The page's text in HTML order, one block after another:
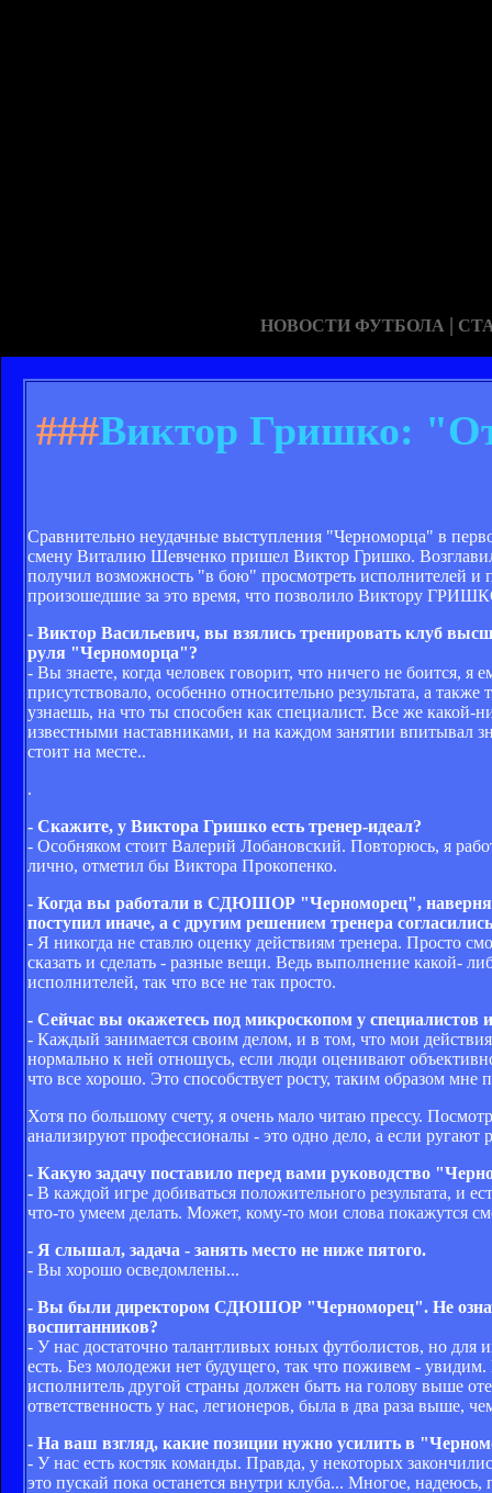
НОВОСТИ ФУТБОЛА |
###Виктор Гришко:
Сравнительно неудачные выступления "Черноморца" в
смену Виталию Шевченко пришел Виктор Гришко.
получил возможность "в бою" просмотреть исполнителей
произошедшие за это время, что позволило Виктору
- Виктор Васильевич, вы взялись тренировать клуб
руля "Черноморца"?
- Вы знаете, когда человек говорит, что ничего не боится,
присутствовало, особенно относительно результата, а
узнаешь, на что ты способен как специалист. Все же
известными наставниками, и на каждом занятии впитывал
стоит на месте..
.
- Скажите, у Виктора Гришко есть тренер-идеал?
- Особняком стоит Валерий Лобановский. Повторюсь, я
лично, отметил бы Виктора Прокопенко.
- Когда вы работали в СДЮШОР "Черноморец",
поступил иначе, а с другим решением тренера
- Я никогда не ставлю оценку действиям тренера. Просто
сказать и сделать - разные вещи. Ведь выполнение какой-
исполнителей, так что все не так просто.
- Сейчас вы окажетесь под микроскопом у
- Каждый занимается своим делом, и в том, что мои
нормально к ней отношусь, если люди оценивают
что все хорошо. Это способствует росту, таким образом мне
Хотя по большому счету, я очень мало читаю прессу.
анализируют профессионалы - это одно дело, а если ругают
- Какую задачу поставило перед вами руководство
- В каждой игре добиваться положительного результата, и
что-то умеем делать. Может, кому-то мои слова покажутся
- Я слышал, задача - занять место не ниже пятого.
- Вы хорошо осведомлены...
- Вы были директором СДЮШОР "Черноморец". Не
воспитанников?
- У нас достаточно талантливых юных футболистов, но для
есть. Без молодежи нет будущего, так что поживем -
исполнитель другой страны должен быть на голову выше
ответственность у нас, легионеров, была в два раза выше,
- На ваш взгляд, какие позиции нужно усилить в
- У нас есть костяк команды. Правда, у некоторых
это пускай пока останется внутри клуба... Многое,